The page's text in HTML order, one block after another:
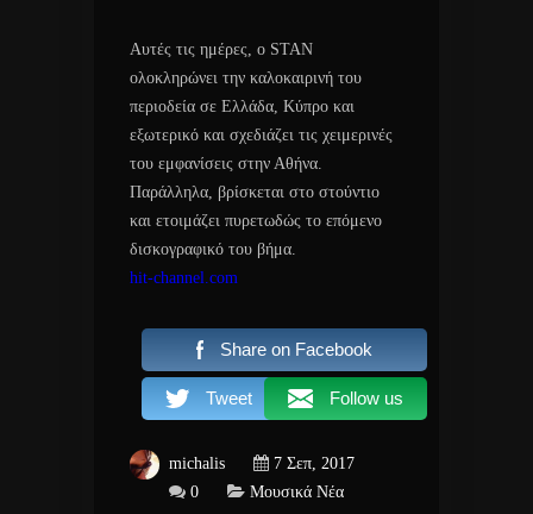
Αυτές τις ημέρες, ο STAN
ολοκληρώνει την καλοκαιρινή του
περιοδεία σε Ελλάδα, Κύπρο και
εξωτερικό και σχεδιάζει τις χειμερινές
του εμφανίσεις στην Αθήνα.
Παράλληλα, βρίσκεται στο στούντιο
και ετοιμάζει πυρετωδώς το επόμενο
δισκογραφικό του βήμα.
hit-channel.com
Share on Facebook
Tweet Follow us
michalis
7 Σεπ, 2017
0
Μουσικά Νέα